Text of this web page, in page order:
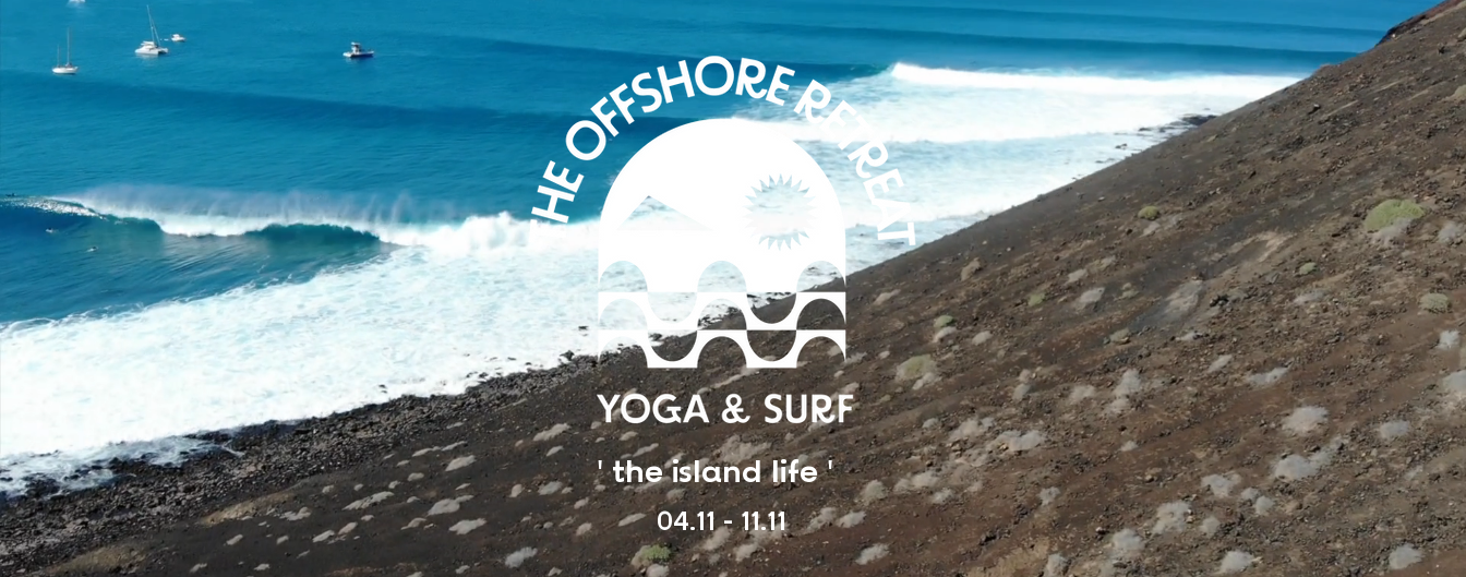
' the island life '
04.11 - 11.11